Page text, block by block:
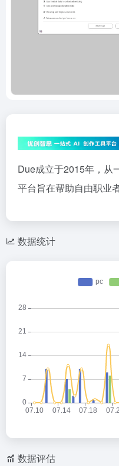
Due成立于2015年，从
平台旨在帮助自由职业
数据统计
数据评估